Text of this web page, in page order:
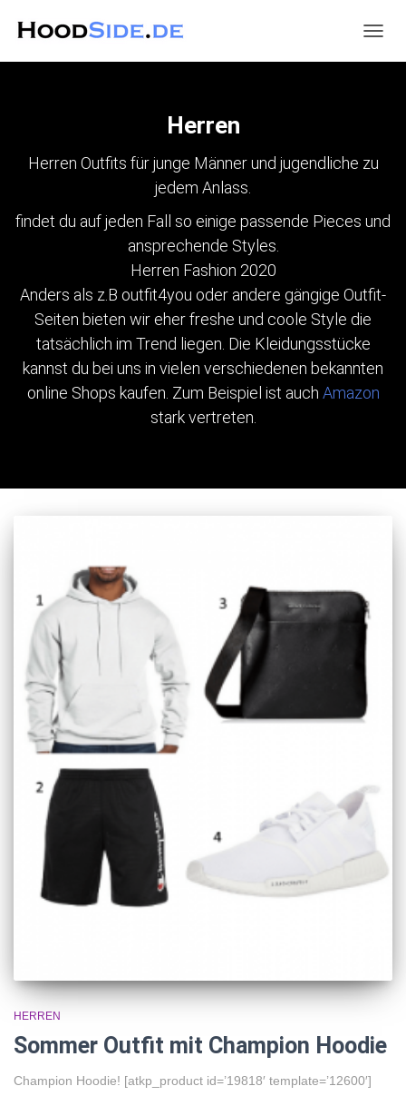
Herren
Herren Outfits für junge Männer und jugendliche zu
jedem Anlass.
findet du auf jeden Fall so einige passende Pieces und
ansprechende Styles.
Herren Fashion 2020
Anders als z.B outfit4you oder andere gängige Outfit-
Seiten bieten wir eher freshe und coole Style die
tatsächlich im Trend liegen. Die Kleidungsstücke
kannst du bei uns in vielen verschiedenen bekannten
online Shops kaufen. Zum Beispiel ist auch Amazon
stark vertreten.
HERREN
Sommer Outfit mit Champion Hoodie
Champion Hoodie! [atkp_product id=’19818′ template=’12600′]